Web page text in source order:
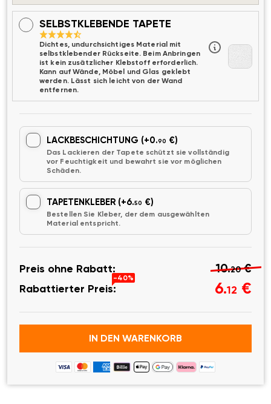
SELBSTKLEBENDE TAPETE
Dichtes, undurchsichtiges Material mit
selbstklebender Rückseite. Beim Anbringen
ist kein zusätzlicher Klebstoff erforderlich.
Kann auf Wände, Möbel und Glas geklebt
werden. Lässt sich leicht von der Wand
entfernen.
LACKBESCHICHTUNG (+0.90 €)
Das Lackieren der Tapete schützt sie vollständig
vor Feuchtigkeit und bewahrt sie vor möglichen
Schäden.
TAPETENKLEBER (+6.50 €)
Bestellen Sie Kleber, der dem ausgewählten
Material entspricht.
Preis ohne Rabatt: 10.20€
Rabattierter Preis:
-40%
6.12 €
IN DEN WARENKORB